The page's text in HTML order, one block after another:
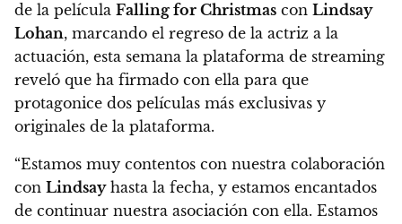
de la película Falling for Christmas con Lindsay
Lohan, marcando el regreso de la actriz a la
actuación, esta semana la plataforma de streaming
reveló que ha firmado con ella para que
protagonice dos películas más exclusivas y
originales de la plataforma.
“Estamos muy contentos con nuestra colaboración
con Lindsayhasta la fecha, y estamos encantados
de continuar nuestra asociación con ella. Estamos